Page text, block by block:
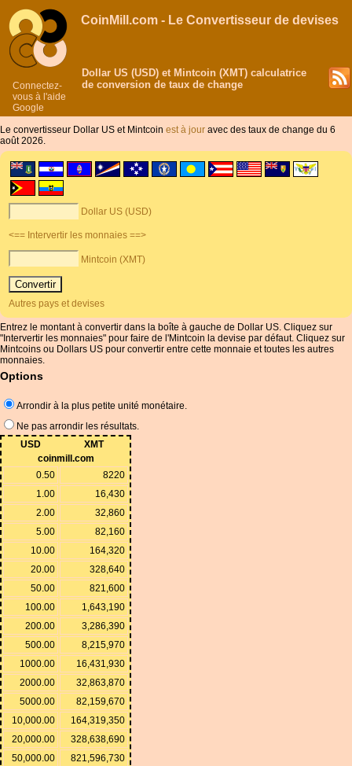
Connectez-
vous à l'aide
Google
CoinMill.com - Le Convertisseur de devises
Dollar US (USD) et Mintcoin (XMT) calculatrice
de conversion de taux de change
Le convertisseur Dollar US et Mintcoin est à jour avec des taux de change du 6
août 2026.
Dollar US (USD)
<== Intervertir les monnaies ==>
Mintcoin (XMT)
Autres pays et devises
Entrez le montant à convertir dans la boîte à gauche de Dollar US. Cliquez sur
"Intervertir les monnaies" pour faire de l'Mintcoin la devise par défaut. Cliquez sur
Mintcoins ou Dollars US pour convertir entre cette monnaie et toutes les autres
monnaies.
Options
Arrondir à la plus petite unité monétaire.
Ne pas arrondir les résultats.
USD
XMT
coinmill.com
0.50
8220
1.00
16,430
2.00
32,860
5.00
82,160
10.00
164,320
20.00
328,640
50.00
821,600
100.00
1,643,190
200.00
3,286,390
500.00
8,215,970
1000.00
16,431,930
2000.00
32,863,870
5000.00
82,159,670
10,000.00
164,319,350
20,000.00
328,638,690
50,000.00
821,596,730